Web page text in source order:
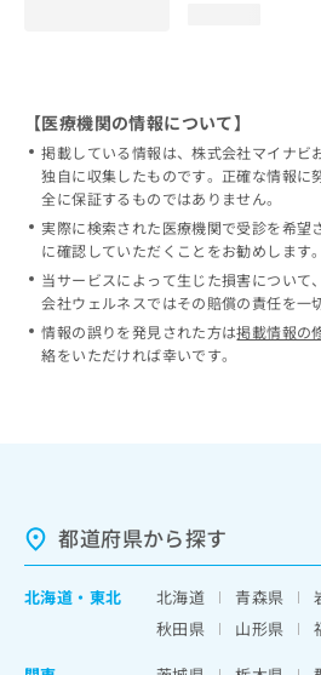
【医療機関の情報について】
掲載している情報は、株式会社マイナビ
独自に収集したものです。正確な情報に
全に保証するものではありません。
実際に検索された医療機関で受診を希望
に確認していただくことをお勧めします。
当サービスによって生じた損害について
会社ウェルネスではその賠償の責任を一
情報の誤りを発見された方は掲載情報の
絡をいただければ幸いです。
都道府県から探す
北海道 ・ 東北 北海道 青森県
秋田県
山形県